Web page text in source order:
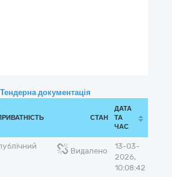
документація
СТАН
ДАТА
ТА
ЧАС
Видалено
13-03-
2026,
10:08:42